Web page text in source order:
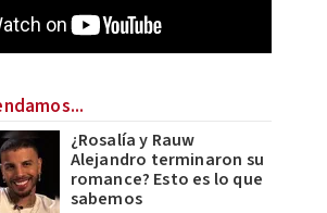
¿Rosalía y Rauw
Alejandro terminaron su
romance? Esto es lo que
sabemos